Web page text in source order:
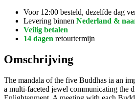
Voor 12:00 besteld, dezelfde dag
Levering binnen Nederland &
Veilig betalen
14 dagen retourtermijn
Omschrijving
The mandala of the five Buddhas ia an
a multi-faceted jewel communicating the